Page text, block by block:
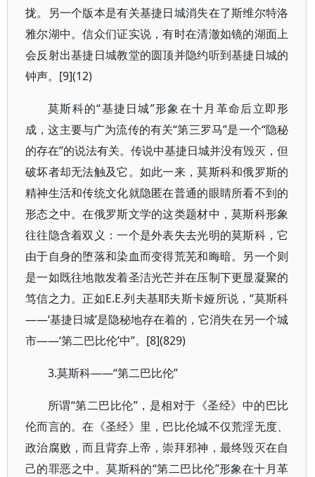
拢。另一个版本是有关基捷日城消失在了斯维尔特洛
雅尔湖中。信众们证实说，有时在清澈如镜的湖面上
会反射出基捷日城教堂的圆顶并隐约听到基捷日城的
钟声。[9](12)
莫斯科的“基捷日城”形象在十月革命后立即形
成，这主要与广为流传的有关“第三罗马”是一个“隐秘
的存在”的说法有关。传说中基捷日城并没有毁灭，但
破坏者却无法触及它。如此一来，莫斯科和俄罗斯的
精神生活和传统文化就隐匿在普通的眼睛所看不到的
形态之中。在俄罗斯文学的这类题材中，莫斯科形象
往往隐含着双义：一个是外表失去光明的莫斯科，它
由于自身的堕落和染血而变得荒芜和晦暗。另一个则
是一如既往地散发着圣洁光芒并在压制下更显凝聚的
笃信之力。正如Е.Е.列夫基耶夫斯卡娅所说，“莫斯科
——‘基捷日城’是隐秘地存在着的，它消失在另一个城
市——‘第二巴比伦’中”。[8](829)
3.莫斯科——“第二巴比伦”
所谓“第二巴比伦”，是相对于《圣经》中的巴比
伦而言的。在《圣经》里，巴比伦城不仅荒淫无度、
政治腐败，而且背弃上帝，崇拜邪神，最终毁灭在自
己的罪恶之中。莫斯科的“第二巴比伦”形象在十月革